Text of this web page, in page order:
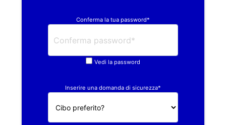
Conferma la tua password*
Vedi la password
Inserire una domanda di sicurezza*